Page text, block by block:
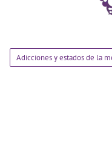
Adicciones y estados de la